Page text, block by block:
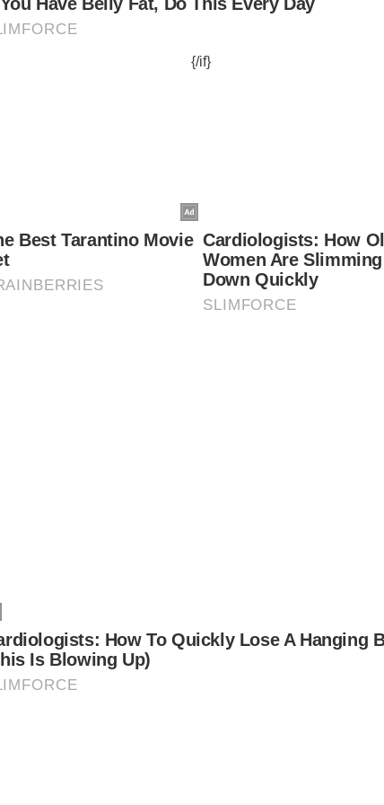
Projek diusahakan Mohd Zafani Zakaria dan Siti Nor
Aida Zakaria iaitu Bangkit Kenari Enterprise di
Kampung Raga kini sudah membuka cawangan di
Bubbles O2 Liga Besbol Kebangsaan 2023
Muat turun aplikasi Sinar Harian.